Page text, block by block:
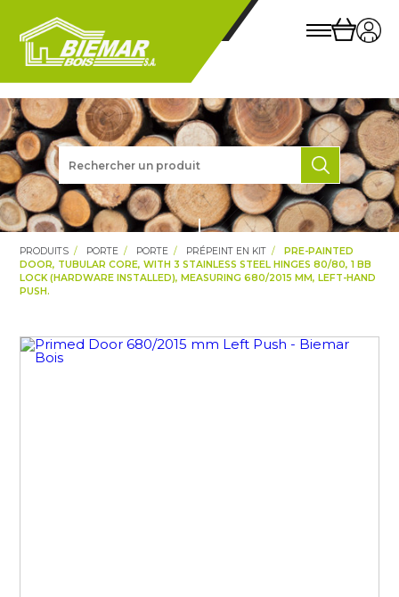
PRODUITS PORTE PORTE PRÉPEINT EN KIT
PRE-PAINTED
DOOR, TUBULAR CORE, WITH 3 STAINLESS STEEL HINGES 80/80, 1 BB
LOCK (HARDWARE INSTALLED), MEASURING 680/2015 MM, LEFT-HAND
PUSH.